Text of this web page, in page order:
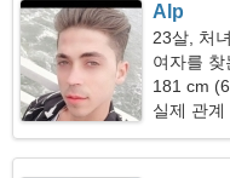
Alp
23살, 처
여자를
181 cm
실제 관계